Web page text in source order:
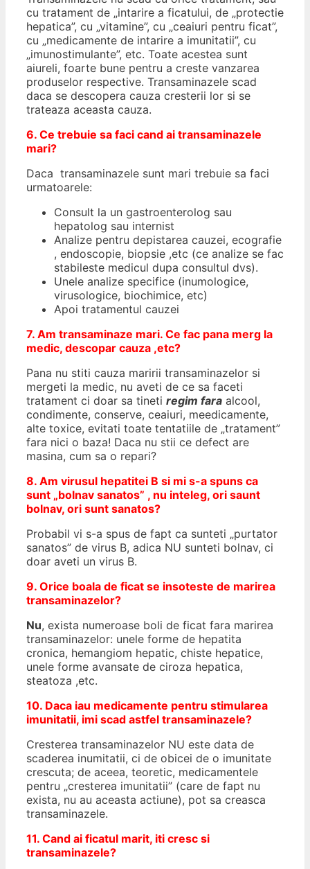
cu tratament de „intarire a ficatului, de „protectie
hepatica”, cu „vitamine”, cu „ceaiuri pentru ficat”,
cu „medicamente de intarire a imunitatii”, cu
„imunostimulante”, etc. Toate acestea sunt
aiureli, foarte bune pentru a creste vanzarea
produselor respective. Transaminazele scad
daca se descopera cauza cresterii lor si se
trateaza aceasta cauza.
6. Ce trebuie sa faci cand ai transaminazele
mari?
Daca transaminazele sunt mari trebuie sa faci
urmatoarele:
Consult la un gastroenterolog sau
hepatolog sau internist
Analize pentru depistarea cauzei, ecografie
, endoscopie, biopsie ,etc (ce analize se fac
stabileste medicul dupa consultul dvs).
Unele analize specifice (inumologice,
virusologice, biochimice, etc)
Apoi tratamentul cauzei
7. Am transaminaze mari. Ce fac pana merg la
medic, descopar cauza ,etc?
Pana nu stiti cauza maririi transaminazelor si
mergeti la medic, nu aveti de ce sa faceti
tratament ci doar sa tineti regim fara alcool,
condimente, conserve, ceaiuri, meedicamente,
alte toxice, evitati toate tentatiile de „tratament”
fara nici o baza! Daca nu stii ce defect are
masina, cum sa o repari?
8. Am virusul hepatitei B si mi s-a spuns ca
sunt „bolnav sanatos” , nu inteleg, ori saunt
bolnav, ori sunt sanatos?
Probabil vi s-a spus de fapt ca sunteti „purtator
sanatos” de virus B, adica NU sunteti bolnav, ci
doar aveti un virus B.
9. Orice boala de ficat se insoteste de marirea
transaminazelor?
Nu, exista numeroase boli de ficat fara marirea
transaminazelor: unele forme de hepatita
cronica, hemangiom hepatic, chiste hepatice,
unele forme avansate de ciroza hepatica,
steatoza ,etc.
10. Daca iau medicamente pentru stimularea
imunitatii, imi scad astfel transaminazele?
Cresterea transaminazelor NU este data de
scaderea inumitatii, ci de obicei de o imunitate
crescuta; de aceea, teoretic, medicamentele
pentru „cresterea imunitatii” (care de fapt nu
exista, nu au aceasta actiune), pot sa creasca
transaminazele.
11. Cand ai ficatul marit, iti cresc si
transaminazele?